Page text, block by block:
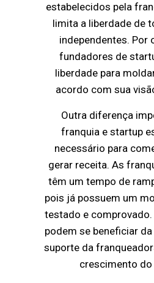
estabelecidos pela
limita a liberdade de
independentes. Por
fundadores de
liberdade para
acordo com sua
Outra diferença
franquia e startup
necessário para
gerar receita. As
têm um tempo de
pois já possuem um
testado e
podem se beneficiar
suporte da
crescimento